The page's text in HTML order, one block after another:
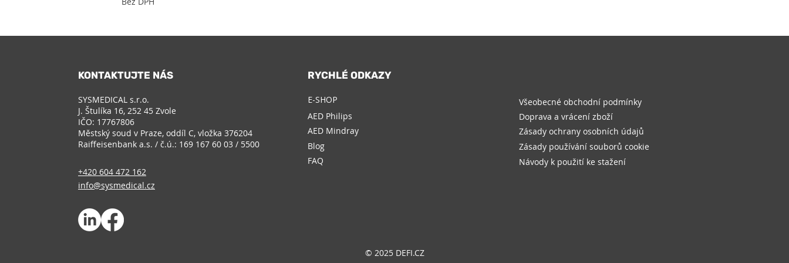
KONTAKTUJTE NÁS
SYSMEDICAL s.r.o.
J. Štulíka 16, 252 45 Zvole
IČO: 17767806
Městský soud v Praze, oddíl C, vložka 376204
Raiffeisenbank a.s. / č.ú.: 169 167 60 03 / 5500
+420 604 472 162
info@sysmedical.cz
RYCHLÉ ODKAZY
E-SHOP
AED Philips
AED Mindray
Blog
FAQ
Všeobecné obchodní podmínky
Doprava a vrácení zboží
Zásady ochrany osobních údajů
Zásady používání souborů cookie
Návody k použití ke stažení
© 2025 DEFI.CZ